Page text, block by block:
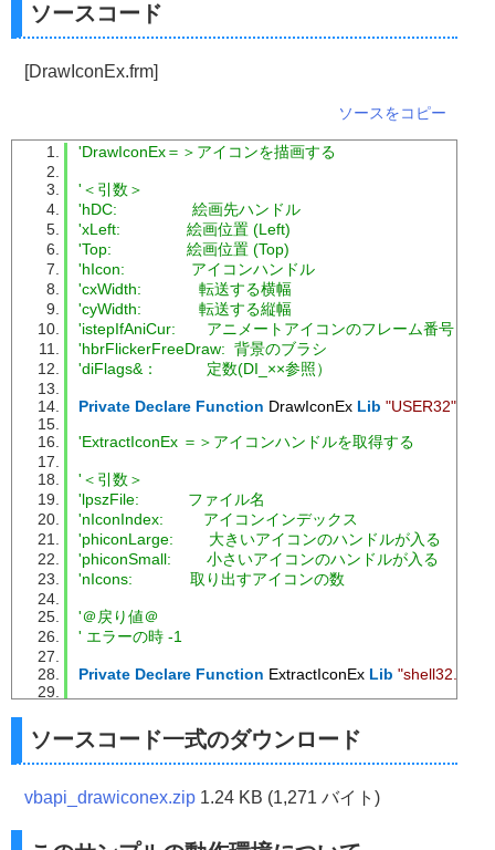
ソースコード
[DrawIconEx.frm]
ソースをコピー
'DrawIconEx＝＞アイコンを描画する
'＜引数＞
'hDC:                 絵画先ハンドル
'xLeft:               絵画位置 (Left)
'Top:                 絵画位置 (Top)
'hIcon:               アイコンハンドル
'cxWidth:             転送する横幅
'cyWidth:             転送する縦幅
'istepIfAniCur:       アニメートアイコンのフレーム番号
'hbrFlickerFreeDraw:  背景のブラシ
'diFlags&：           定数(DI_××参照）
Private Declare Function DrawIconEx Lib "USER32"
'ExtractIconEx ＝＞アイコンハンドルを取得する
'＜引数＞
'lpszFile:           ファイル名
'nIconIndex:         アイコンインデックス
'phiconLarge:        大きいアイコンのハンドルが入る
'phiconSmall:        小さいアイコンのハンドルが入る
'nIcons:             取り出すアイコンの数
'＠戻り値＠
' エラーの時 -1
Private Declare Function ExtractIconEx Lib "shell32.dll"
Const
DI_NORMAL = &H3
nFile
ソースコード一式のダウンロード
vbapi_drawiconex.zip 1.24 KB (1,271 バイト)